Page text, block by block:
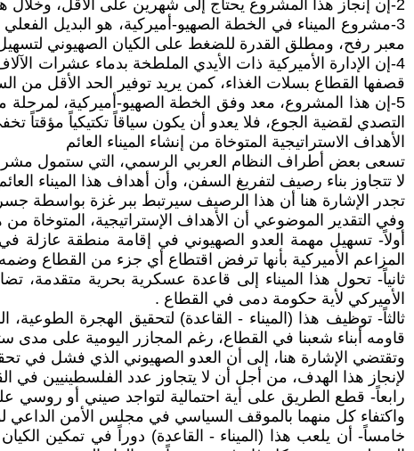
2-إن إنجاز هذا المشروع يحتاج إلى شهرين على الأقل، وخلال هذين الشهرين ستتفاقم حرب التجويع الصهيو-أميركية والعربية الرسمية .
3-مشروع الميناء في الخطة الصهيو-أميركية، هو البديل
معبر رفح، ومطلق القدرة للضغط على الكيان الصهيوني
4-إن الإدارة الأميركية ذات الأيدي الملطخة بدماء عشرات
قصفها القطاع بسلات الغذاء، كمن يريد توفير الحد الأقل من
5-إن هذا المشروع، معد وفق الخطة الصهيو-أميركية،
التصدي لقضية الجوع، فلا يعدو أن يكون سياقاً تكتيكياً مؤقتاً
الأهداف الاستراتيجية المتوخاة من إنشاء الميناء العائم
لا تتجاوز بناء رصيف لتفريغ السفن، وأن أهداف هذا الميناء
تجدر الإشارة هنا أن هذا الرصيف سيرتبط ببر غزة بواسطة جسر مؤقت، وأن مساحة المشروع
وفي التقدير الموضوعي أن الأهداف الإستراتيجية، المتوخاة
أولاً- تسهيل مهمة العدو الصهيوني في إقامة منطقة عازلة
المزاعم الأميركية بأنها ترفض اقتطاع أي جزء من القطاع
ثانياً- تحول هذا الميناء إلى قاعدة عسكرية بحرية
الأميركي لأية حكومة دمى في القطاع .
ثالثاً- توظيف هذا (الميناء - القاعدة) لتحقيق الهجرة
قاومه أبناء شعبنا في القطاع، رغم المجازر اليومية على مدى
وتقتضي الإشارة هنا، إلى أن العدو الصهيوني الذي فشل في
لإنجاز هذا الهدف، من أجل أن لا يتجاوز عدد الفلسطينيين في القطاع (150)
رابعاً- قطع الطريق على أية احتمالية لتواجد صيني أو
واكتفاء كل منهما بالموقف السياسي في مجلس الأمن الداعي
خامساً- أن يلعب هذا (الميناء - القاعدة) دوراً في تمكين